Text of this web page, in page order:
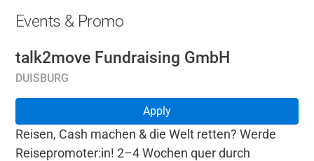
Events & Promo
talk2move Fundraising GmbH
DUISBURG
Apply
Reisen, Cash machen & die Welt retten? Werde
Reisepromoter:in! 2–4 Wochen quer durch